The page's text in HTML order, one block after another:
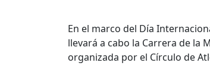
En el marco del Día
llevará a cabo la Carrera de la
organizada por el Círculo de